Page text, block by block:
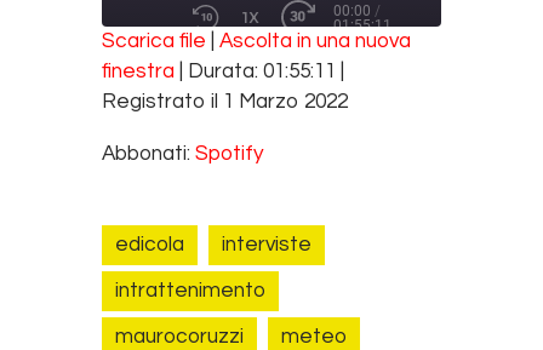
REWIND 10 SECONDS
1X
FAST FORWARD 30 SECONDS
00:00 /
01:55:11
SUBSCRIBE SHARE
Spotify
RSS FEED
SHARE
Scarica file
Ascolta in una nuova
finestra
Durata: 01:55:11
Registrato il 1 Marzo 2022
Abbonati: Spotify
edicola interviste
intrattenimento
maurocoruzzi meteo